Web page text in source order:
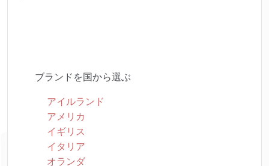
ブランドを国から選ぶ
アイルランド
アメリカ
イギリス
イタリア
オランダ